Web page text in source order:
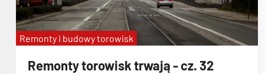
Remonty torowisk trwają - cz. 32
Remonty i budowy torowisk